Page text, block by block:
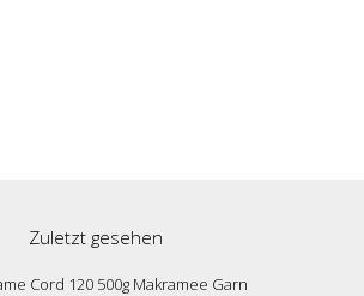
Zuletzt gesehen
Cord 120 500g Makramee Garn